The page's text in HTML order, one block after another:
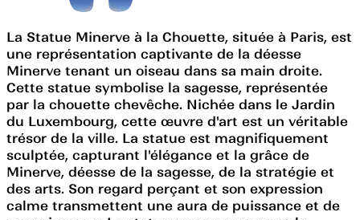
La Statue Minerve à la Chouette, située à Paris, est
une représentation captivante de la déesse
Minerve tenant un oiseau dans sa main droite.
Cette statue symbolise la sagesse, représentée
par la chouette chevêche. Nichée dans le Jardin
du Luxembourg, cette œuvre d'art est un véritable
trésor de la ville. La statue est magnifiquement
sculptée, capturant l'élégance et la grâce de
Minerve, déesse de la sagesse, de la stratégie et
des arts. Son regard perçant et son expression
calme transmettent une aura de puissance et de